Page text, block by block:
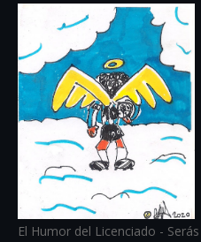
El Humor del Licenciado -